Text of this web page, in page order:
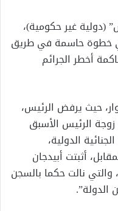
غير حكومية)،
خطوة حاسمة في طريق
أخطر الجرائم
حيث يرفض الرئيس،
زوجة الرئيس الأسبق
للمحكمة الجنائية الدولية،
أثبتت أبيدجان
والتي نالت حكما بالسجن